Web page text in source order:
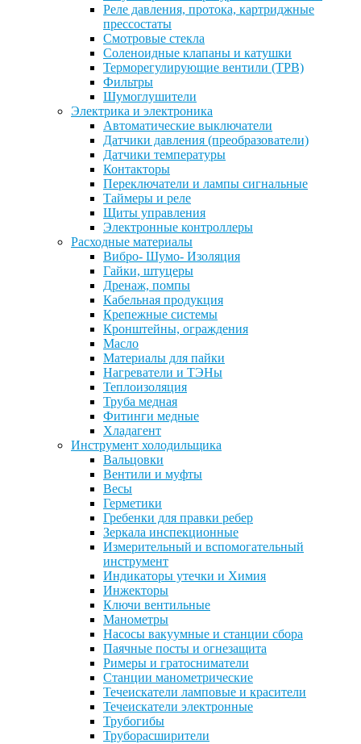
Реле давления, протока, картриджные
прессостаты
Смотровые стекла
Соленоидные клапаны и катушки
Терморегулирующие вентили (ТРВ)
Фильтры
Шумоглушители
Электрика и электроника
Автоматические выключатели
Датчики давления (преобразователи)
Датчики температуры
Контакторы
Переключатели и лампы сигнальные
Таймеры и реле
Щиты управления
Электронные контроллеры
Расходные материалы
Вибро- Шумо- Изоляция
Гайки, штуцеры
Дренаж, помпы
Кабельная продукция
Крепежные системы
Кронштейны, ограждения
Масло
Материалы для пайки
Нагреватели и ТЭНы
Теплоизоляция
Труба медная
Фитинги медные
Хладагент
Инструмент холодильщика
Вальцовки
Вентили и муфты
Весы
Герметики
Гребенки для правки ребер
Зеркала инспекционные
Измерительный и вспомогательный
инструмент
Индикаторы утечки и Химия
Инжекторы
Ключи вентильные
Манометры
Насосы вакуумные и станции сбора
Паячные посты и огнезащита
Римеры и гратосниматели
Станции манометрические
Течеискатели ламповые и красители
Течеискатели электронные
Трубогибы
Труборасширители